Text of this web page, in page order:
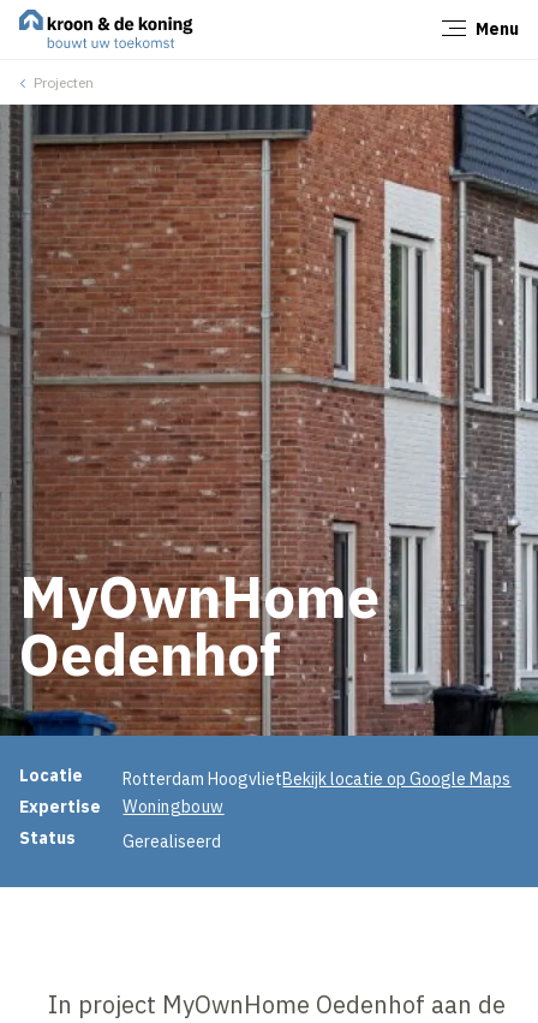
Menu
Projecten
MyOwnHome
Oedenhof
Projectinformatie
Locatie Rotterdam HoogvlietBekijk locatie op Google Maps
Expertise
Woningbouw
Status
Gerealiseerd
In project MyOwnHome Oedenhof aan de
Sluiten